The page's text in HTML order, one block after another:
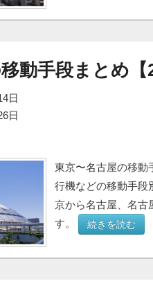
動手段まとめ【
日
日
東京〜名古屋の移動
行機などの移動手段
京から名古屋、名古
す。
続きを読む